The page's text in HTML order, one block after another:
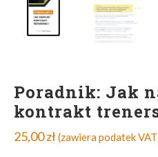
Poradnik: Jak
kontrakt
25,00zł(zawiera podatek